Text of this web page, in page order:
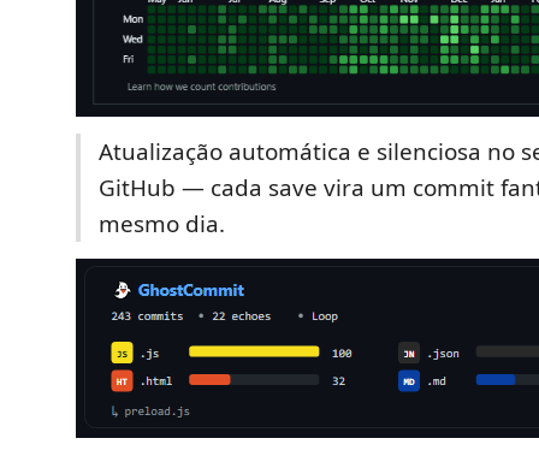
Atualização automática e silenciosa no
GitHub — cada save vira um commit
mesmo dia.